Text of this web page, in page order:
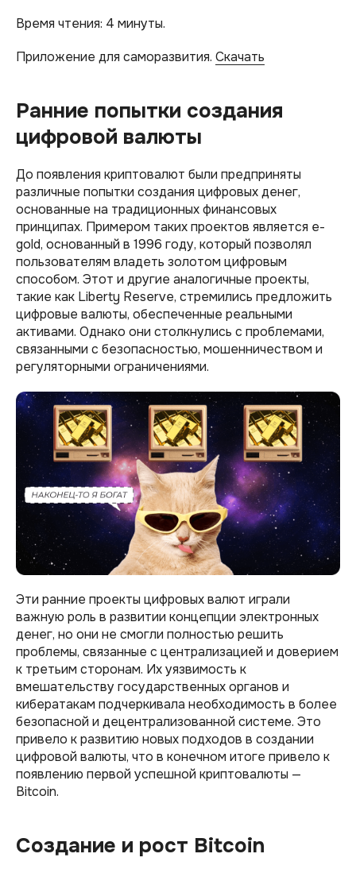
Время чтения: 4 минуты.
Приложение для саморазвития. Скачать
Ранние попытки создания
цифровой валюты
До появления криптовалют были предприняты
различные попытки создания цифровых денег,
основанные на традиционных финансовых
принципах. Примером таких проектов является e-
gold, основанный в 1996 году, который позволял
пользователям владеть золотом цифровым
способом. Этот и другие аналогичные проекты,
такие как Liberty Reserve, стремились предложить
цифровые валюты, обеспеченные реальными
активами. Однако они столкнулись с проблемами,
связанными с безопасностью, мошенничеством и
регуляторными ограничениями.
Эти ранние проекты цифровых валют играли
важную роль в развитии концепции электронных
денег, но они не смогли полностью решить
проблемы, связанные с централизацией и доверием
к третьим сторонам. Их уязвимость к
вмешательству государственных органов и
кибератакам подчеркивала необходимость в более
безопасной и децентрализованной системе. Это
привело к развитию новых подходов в создании
цифровой валюты, что в конечном итоге привело к
появлению первой успешной криптовалюты —
Bitcoin.
Создание и рост Bitcoin